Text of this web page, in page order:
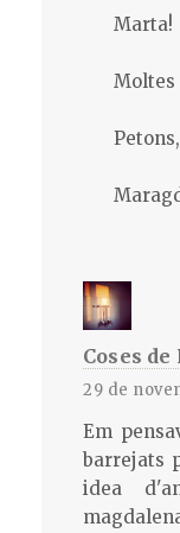
Marta!
Moltes
Petons,
Coses
29 de
Em
barrejats
idea